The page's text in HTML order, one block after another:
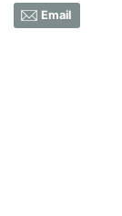
Email